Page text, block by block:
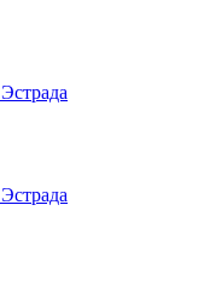
Эстрада
Эстрада